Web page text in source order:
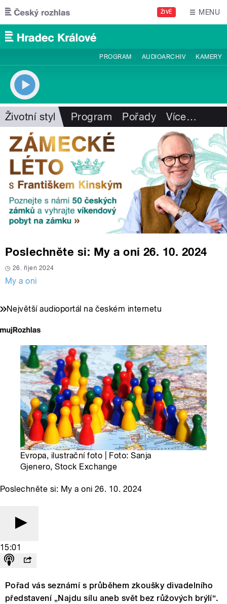
Přejít k hlavnímu obsahu
ŽIVĚ MENU
PROGRAM AUDIOARCHIV KAMERY
Životní styl Program Pořady Více…
Poslechněte si: My a oni 26. 10. 2024
26. říjen 2024
My a oni
Největší audioportál na českém internetu
Evropa, ilustrační foto | Foto: Sanja
Gjenero, Stock Exchange
Poslechněte si: My a oni 26. 10. 2024
15:01
Pořad vás seznámí s průběhem zkoušky divadelního
představení „Najdu sílu aneb svět bez růžových brýlí“.